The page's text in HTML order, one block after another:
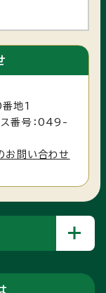
地1
番号：049-
お問い合わせ